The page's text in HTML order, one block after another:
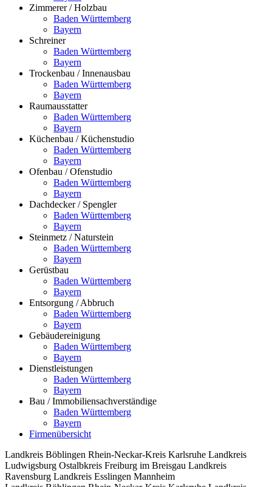
Zimmerer / Holzbau
Baden Württemberg
Bayern
Schreiner
Baden Württemberg
Bayern
Trockenbau / Innenausbau
Baden Württemberg
Bayern
Raumausstatter
Baden Württemberg
Bayern
Küchenbau / Küchenstudio
Baden Württemberg
Bayern
Ofenbau / Ofenstudio
Baden Württemberg
Bayern
Dachdecker / Spengler
Baden Württemberg
Bayern
Steinmetz / Naturstein
Baden Württemberg
Bayern
Gerüstbau
Baden Württemberg
Bayern
Entsorgung / Abbruch
Baden Württemberg
Bayern
Gebäudereinigung
Baden Württemberg
Bayern
Dienstleistungen
Baden Württemberg
Bayern
Bau / Immobiliensachverständige
Baden Württemberg
Bayern
Firmenübersicht
Landkreis Böblingen Rhein-Neckar-Kreis Karlsruhe Landkreis
Ludwigsburg Ostalbkreis Freiburg im Breisgau Landkreis
Ravensburg Landkreis Esslingen Mannheim